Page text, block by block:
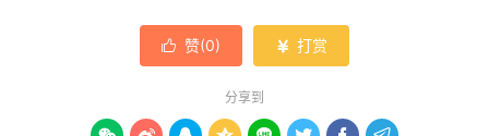
 赞(0)  打赏
分享到